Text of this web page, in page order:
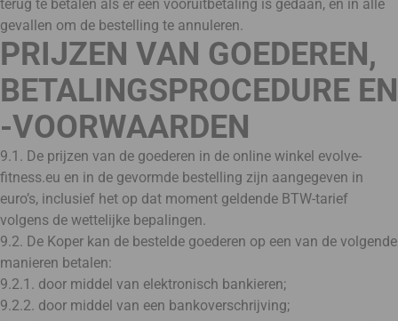
terug te betalen als er een vooruitbetaling is gedaan, en in alle
gevallen om de bestelling te annuleren.
PRIJZEN VAN GOEDEREN,
BETALINGSPROCEDURE EN
-VOORWAARDEN
9.1. De prijzen van de goederen in de online winkel evolve-
fitness.eu en in de gevormde bestelling zijn aangegeven in
euro’s, inclusief het op dat moment geldende BTW-tarief
volgens de wettelijke bepalingen.
9.2. De Koper kan de bestelde goederen op een van de volgende
manieren betalen:
9.2.1. door middel van elektronisch bankieren;
9.2.2. door middel van een bankoverschrijving;